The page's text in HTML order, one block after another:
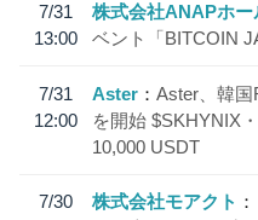
7/31
13:00
株式会社ANAPホー
ベント「BITCOIN
7/31
12:00
Aster
Aster、韓
を開始 $SKHYNIX
10,000 USDT
7/30
株式会社モアクト